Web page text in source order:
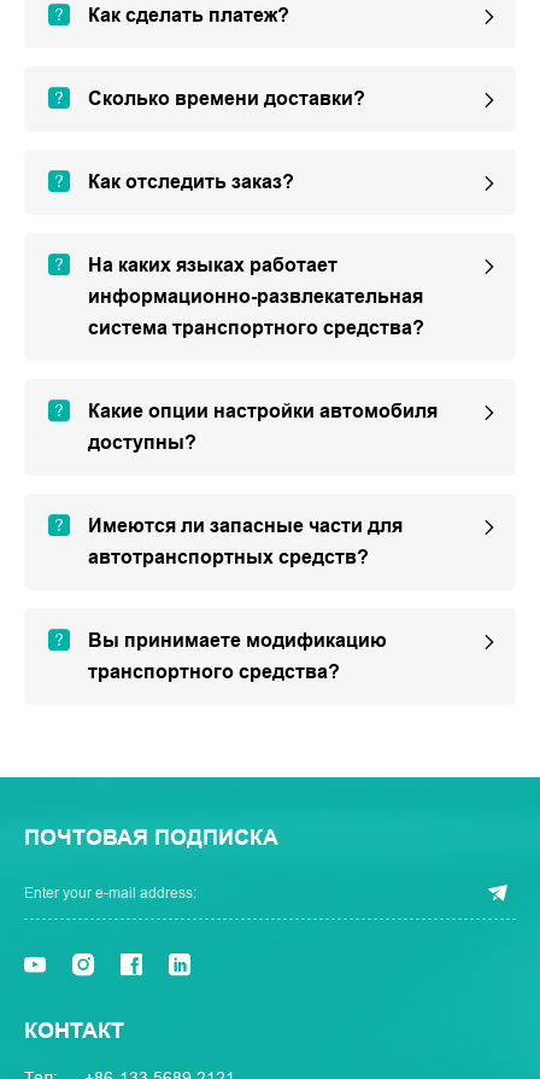
Как сделать платеж?
Сколько времени доставки?
Как отследить заказ?
На каких языках работает
информационно-развлекательная
система транспортного средства?
Какие опции настройки автомобиля
доступны?
Имеются ли запасные части для
автотранспортных средств?
Вы принимаете модификацию
транспортного средства?
ПОЧТОВАЯ ПОДПИСКА
КОНТАКТ